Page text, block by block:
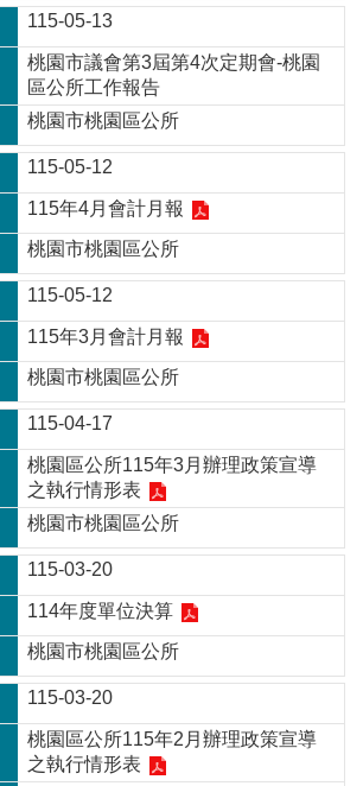
115-05-13
桃園市議會第3屆第4次定期會-桃園
區公所工作報告
桃園市桃園區公所
115-05-12
115年4月會計月報
桃園市桃園區公所
115-05-12
115年3月會計月報
桃園市桃園區公所
115-04-17
桃園區公所115年3月辦理政策宣導
之執行情形表
桃園市桃園區公所
115-03-20
114年度單位決算
桃園市桃園區公所
115-03-20
桃園區公所115年2月辦理政策宣導
之執行情形表